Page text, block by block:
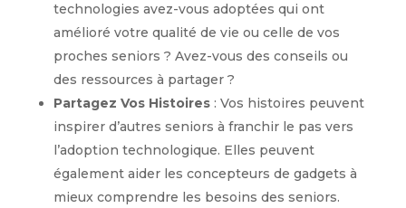
technologies avez-vous adoptées qui ont
amélioré votre qualité de vie ou celle de vos
proches seniors ? Avez-vous des conseils ou
des ressources à partager ?
Partagez Vos Histoires: Vos histoires peuvent
inspirer d’autres seniors à franchir le pas vers
l’adoption technologique. Elles peuvent
également aider les concepteurs de gadgets à
mieux comprendre les besoins des seniors.